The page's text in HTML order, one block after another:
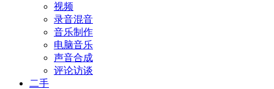
视频
录音混音
音乐制作
电脑音乐
声音合成
评论访谈
二手